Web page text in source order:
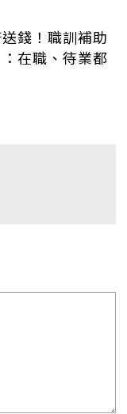
錢！職訓補助
：在職、待業都